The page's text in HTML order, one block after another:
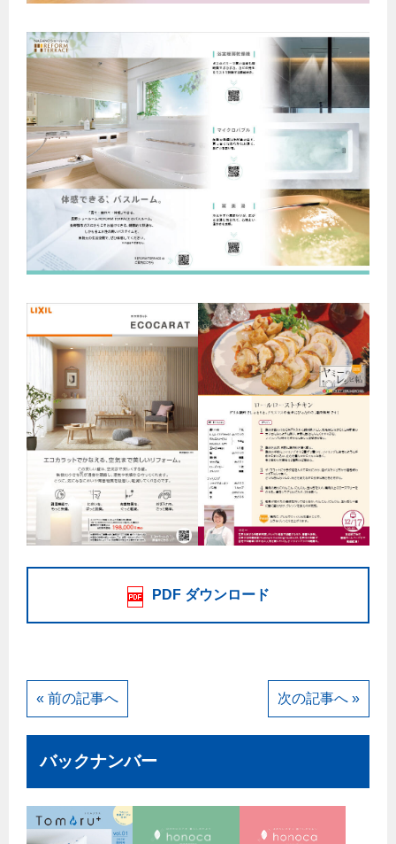
ガス工事について
ガス工事に関する約款・委託要件・内管工事見積単価表
新しく都市ガスをご利用したい方へ
道路・敷地内で工事をされる皆さまへ
ガスを安全にお使いいただくために
安全対策
古くなったガス管の交換のおすすめ
正しい接続で安全に
長期使用製品安全点検制度について
換気と給排気設備の注意点
冬季の注意
保安体制
保安体制について
ガス設備安全点検について
ガス使用開始のご案内
インターネット受付
プロパンガスから都市ガスへの切り替え
都市ガス切り替えのメリット
導入事例
都市ガス切り替え事例
バスルーム
エコジョーズ
浴室暖房乾燥機・脱衣室
ミストサウナ
衣類乾燥機
リビング
ガスファンヒーター
ガス温水床暖房・ルームヒーター
よくあるご質問
PDF ダウンロード
« 前の記事へ 次の記事へ »
バックナンバー